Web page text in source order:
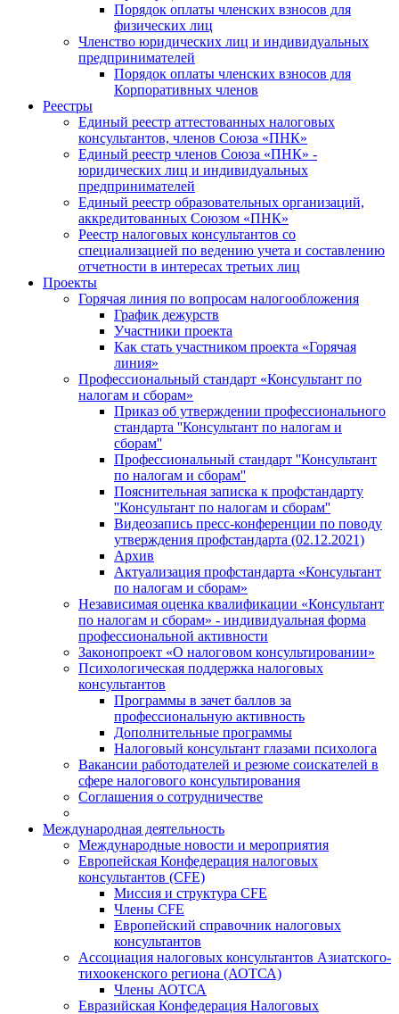
Порядок оплаты членских взносов для
физических лиц
Членство юридических лиц и индивидуальных
предпринимателей
Порядок оплаты членских взносов для
Корпоративных членов
Реестры
Единый реестр аттестованных налоговых
консультантов, членов Союза «ПНК»
Единый реестр членов Союза «ПНК» -
юридических лиц и индивидуальных
предпринимателей
Единый реестр образовательных организаций,
аккредитованных Союзом «ПНК»
Реестр налоговых консультантов со
специализацией по ведению учета и составлению
отчетности в интересах третьих лиц
Проекты
Горячая линия по вопросам налогообложения
График дежурств
Участники проекта
Как стать участником проекта «Горячая
линия»
Профессиональный стандарт «Консультант по
налогам и сборам»
Приказ об утверждении профессионального
стандарта ''Консультант по налогам и
сборам''
Профессиональный стандарт ''Консультант
по налогам и сборам''
Пояснительная записка к профстандарту
''Консультант по налогам и сборам''
Видеозапись пресс-конференции по поводу
утверждения профстандарта (02.12.2021)
Архив
Актуализация профстандарта «Консультант
по налогам и сборам»
Независимая оценка квалификации «Консультант
по налогам и сборам» - индивидуальная форма
профессиональной активности
Законопроект «О налоговом консультировании»
Психологическая поддержка налоговых
консультантов
Программы в зачет баллов за
профессиональную активность
Дополнительные программы
Налоговый консультант глазами психолога
Вакансии работодателей и резюме соискателей в
сфере налогового консультирования
Соглашения о сотрудничестве
Международная деятельность
Международные новости и мероприятия
Европейская Конфедерация налоговых
консультантов (CFE)
Миссия и структура CFE
Члены CFE
Европейский справочник налоговых
консультантов
Ассоциация налоговых консультантов Азиатского-
тихоокенского региона (АОТСА)
Члены АОТСА
Евразийская Конфедерация Налоговых